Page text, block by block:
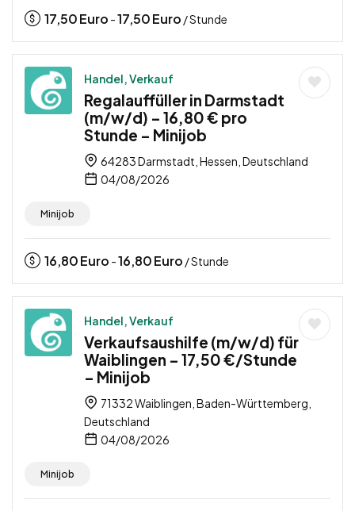
17,50Euro -17,50Euro / Stunde
Handel, Verkauf
Regalauffüller in Darmstadt
(m/w/d) – 16,80 € pro
Stunde – Minijob
64283 Darmstadt, Hessen, Deutschland
04/08/2026
Minijob
16,80Euro -16,80Euro / Stunde
Handel, Verkauf
Verkaufsaushilfe (m/w/d) für
Waiblingen – 17,50 €/Stunde
– Minijob
71332 Waiblingen, Baden-Württemberg,
Deutschland
04/08/2026
Minijob